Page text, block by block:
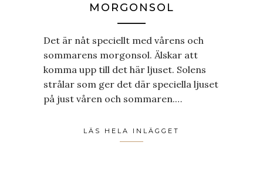
MORGONSOL
Det är nåt speciellt med vårens och
sommarens morgonsol. Älskar att
komma upp till det här ljuset. Solens
strålar som ger det där speciella ljuset
på just våren och sommaren.…
LÄS HELA INLÄGGET